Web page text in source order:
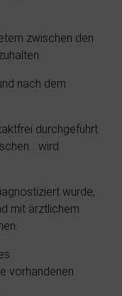
zwischen den
nach dem
durchgeführt
wird
wurde,
mit ärztlichem
vorhandenen